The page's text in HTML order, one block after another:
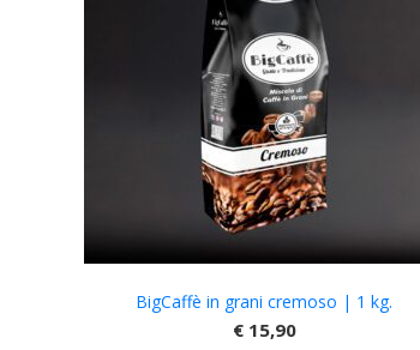
BigCaffè in grani cremoso | 1 kg.
€15,90